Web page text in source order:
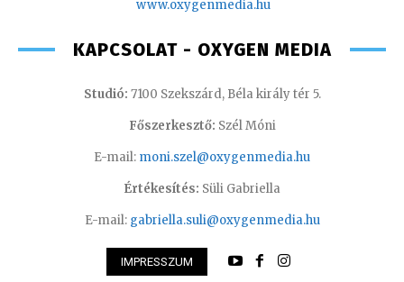
www.oxygenmedia.hu
KAPCSOLAT - OXYGEN MEDIA
Studió: 7100 Szekszárd, Béla király tér 5.
Főszerkesztő: Szél Móni
E-mail: moni.szel@oxygenmedia.hu
Értékesítés: Süli Gabriella
E-mail: gabriella.suli@oxygenmedia.hu
IMPRESSZUM